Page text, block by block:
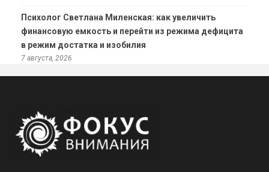
Психолог Светлана Миленская: как увеличить
финансовую емкость и перейти из режима дефицита
в режим достатка и изобилия
7 августа, 2026